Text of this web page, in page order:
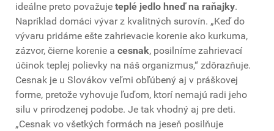
ideálne preto považuje teplé jedlo hneď na raňajky.
Napríklad domáci vývar z kvalitných surovín. „Keď do
vývaru pridáme ešte zahrievacie korenie ako kurkuma,
zázvor, čierne korenie a cesnak, posilníme zahrievací
účinok teplej polievky na náš organizmus,“ zdôrazňuje.
Cesnak je u Slovákov veľmi obľúbený aj v práškovej
forme, pretože vyhovuje ľuďom, ktorí nemajú radi jeho
silu v prirodzenej podobe. Je tak vhodný aj pre deti.
„Cesnak vo všetkých formách na jeseň posilňuje